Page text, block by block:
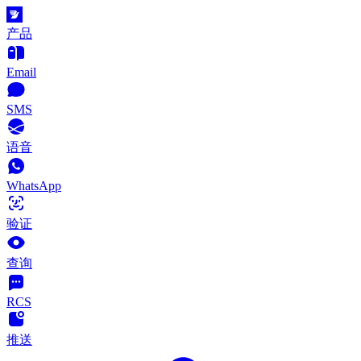
产品
Email
SMS
语音
WhatsApp
验证
查询
RCS
推送